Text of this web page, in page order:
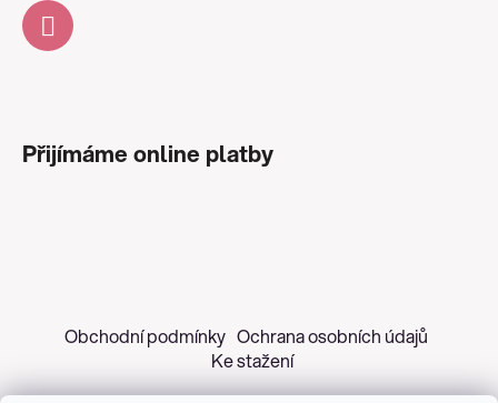
Přijímáme online platby
Obchodní podmínky Ochrana osobních údajů
Ke stažení